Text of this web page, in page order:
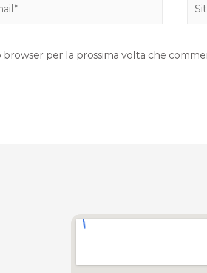
per la prossima volta che